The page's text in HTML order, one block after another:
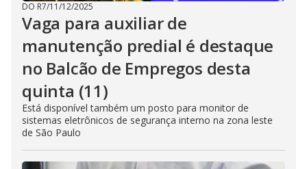
DO R7/11/12/2025
Vaga para auxiliar de
manutenção predial é destaque
no Balcão de Empregos desta
quinta (11)
Está disponível também um posto para monitor de
sistemas eletrônicos de segurança interno na zona leste
de São Paulo